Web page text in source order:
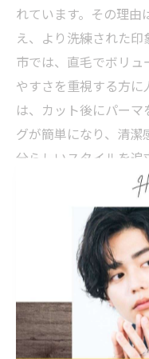
れています。その理
え、より洗練された
市では、直毛でボリ
やすさを重視する方
は、カット後にパー
グが簡単になり、清潔
分らしいスタイルを追
マの両方を検討してみ
岡山市で最新スタイ
岡山市で最新のメン
びが重要です。ポイ
ルに強いサロンを選
るカウンセリング力
実しているかもチェ